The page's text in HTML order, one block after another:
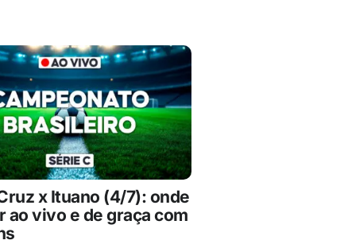
x Ituano (4/7): onde
ao vivo e de graça com